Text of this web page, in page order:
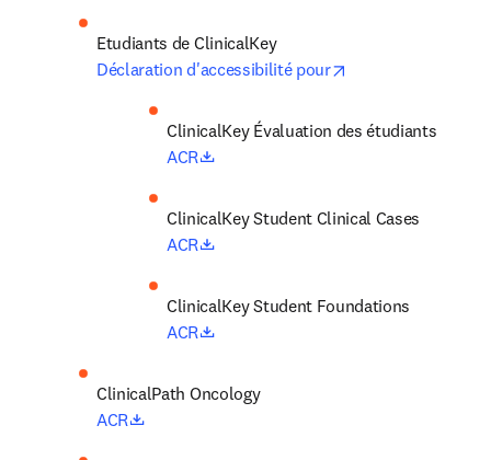
Etudiants de ClinicalKey
Déclaration d'accessibilité pour
ClinicalKey Évaluation des étudiants
ACR
ClinicalKey Student Clinical Cases
ACR
ACR
ClinicalPath Oncology
ACR